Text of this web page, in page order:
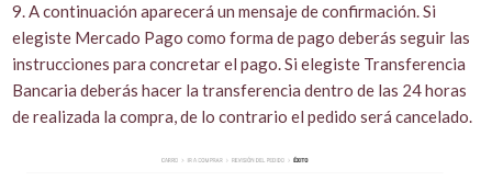
9. A continuación aparecerá un mensaje de confirmación. Si
elegiste Mercado Pago como forma de pago deberás seguir las
instrucciones para concretar el pago. Si elegiste Transferencia
Bancaria deberás hacer la transferencia dentro de las 24 horas
de realizada la compra, de lo contrario el pedido será cancelado.